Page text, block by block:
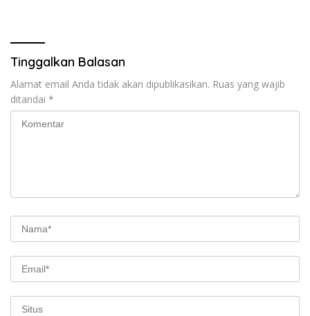
Tinggalkan Balasan
Alamat email Anda tidak akan dipublikasikan. Ruas yang wajib
ditandai *